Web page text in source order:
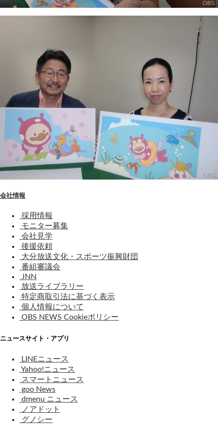
会社情報
採用情報
モニター募集
会社見学
後援依頼
大分放送文化・スポーツ振興財団
番組審議会
JNN
放送ライブラリー
特定商取引法に基づく表示
個人情報について
OBS NEWS Cookieポリシー
ニュースサイト・アプリ
LINEニュース
Yahoo!ニュース
スマートニュース
goo News
dmenu ニュース
ノアドット
グノシー